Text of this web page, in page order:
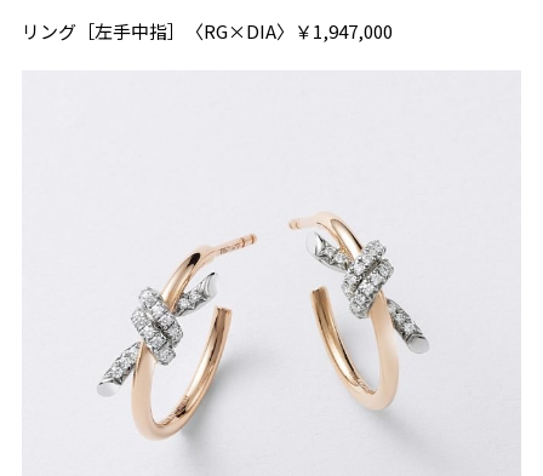
リング［左手中指］〈RG×DIA〉￥1,947,000